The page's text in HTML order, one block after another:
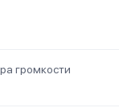
громкости